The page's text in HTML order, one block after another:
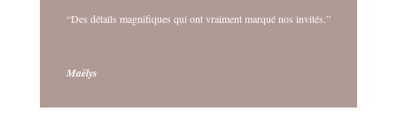
“Des détails magnifiques qui ont vraiment marqué nos invités.”
Maëlys